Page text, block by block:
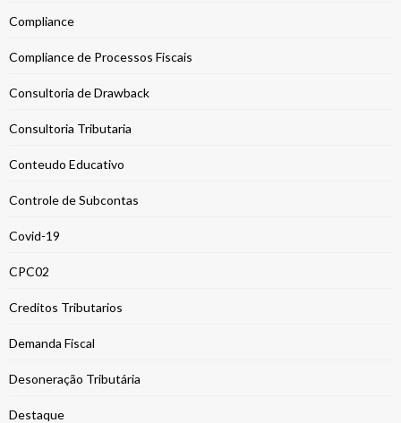
Compliance
Compliance de Processos Fiscais
Consultoria de Drawback
Consultoria Tributaria
Conteudo Educativo
Controle de Subcontas
Covid-19
CPC02
Creditos Tributarios
Demanda Fiscal
Desoneração Tributária
Destaque